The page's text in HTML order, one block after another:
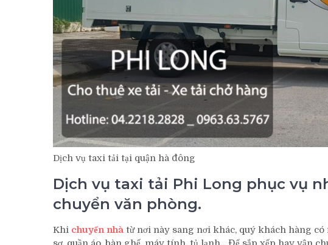
Dịch vụ taxi tải tại quận hà đông
Dịch vụ taxi tải Phi Long phục vụ
chuyển văn phòng.
Khi chuyển nhà từ nơi này sang nơi khác, quý khách hàng